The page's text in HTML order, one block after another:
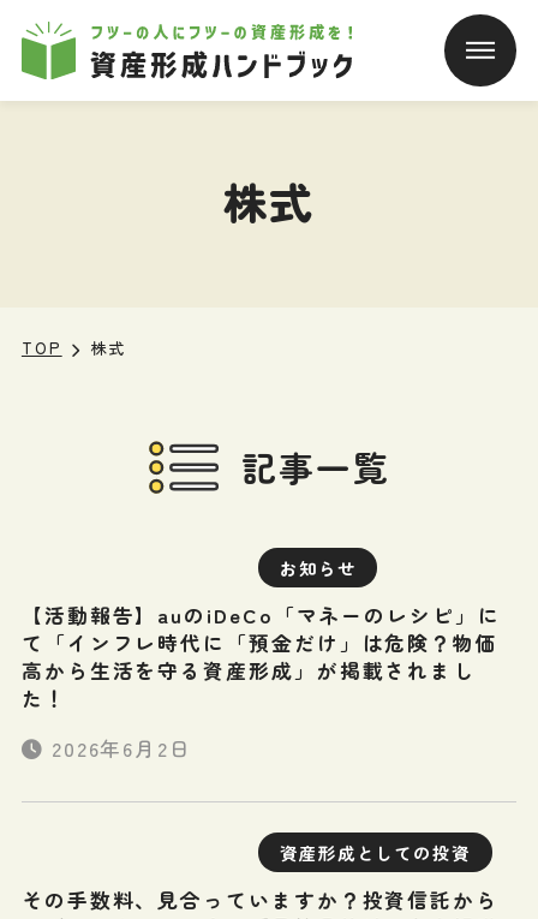
本文へ移動
株式
TOP 株式
記事一覧
お知らせ
【活動報告】auのiDeCo「マネーのレシピ」に
て「インフレ時代に「預金だけ」は危険？物価
高から生活を守る資産形成」が掲載されまし
た！
2026年6月2日
資産形成としての投資
その手数料、見合っていますか？投資信託から